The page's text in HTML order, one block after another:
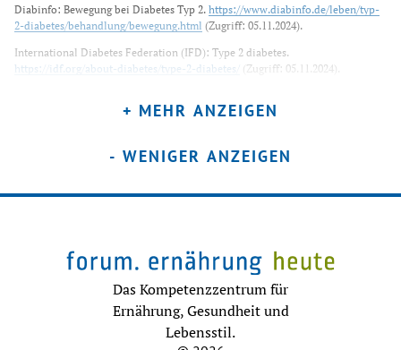
Diabinfo: Bewegung bei Diabetes Typ 2. https://www.diabinfo.de/leben/typ-
2-diabetes/behandlung/bewegung.html (Zugriff: 05.11.2024).
https://idf.org/about-diabetes/type-2-diabetes/ (Zugriff: 05.11.2024).
+ MEHR ANZEIGEN
- WENIGER ANZEIGEN
Das Kompetenzzentrum für
Ernährung, Gesundheit und
Lebensstil.